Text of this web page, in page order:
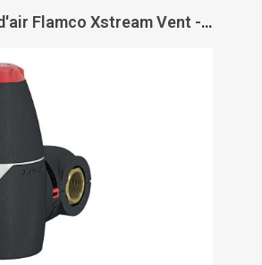
Séparateur d'air Flamco Xstream Vent - FLAMCO